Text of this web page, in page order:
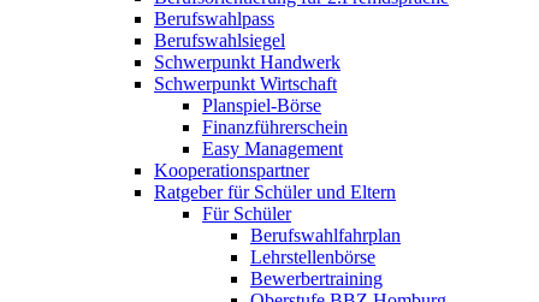
Berufswahlpass
Berufswahlsiegel
Schwerpunkt Handwerk
Schwerpunkt Wirtschaft
Planspiel-Börse
Finanzführerschein
Easy Management
Kooperationspartner
Ratgeber für Schüler und Eltern
Für Schüler
Berufswahlfahrplan
Lehrstellenbörse
Bewerbertraining